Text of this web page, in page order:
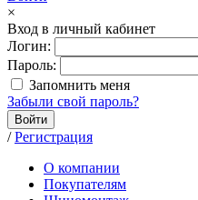
×
Вход в личный кабинет
Логин:
Пароль:
Запомнить меня
Забыли свой пароль?
Войти
/ Регистрация
О компании
Покупателям